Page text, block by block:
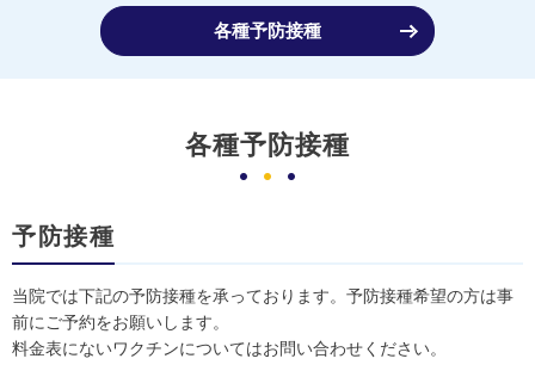
各種予防接種
各種予防接種
予防接種
当院では下記の予防接種を承っております。予防接種希望の方は事
前にご予約をお願いします。
料金表にないワクチンについてはお問い合わせください。